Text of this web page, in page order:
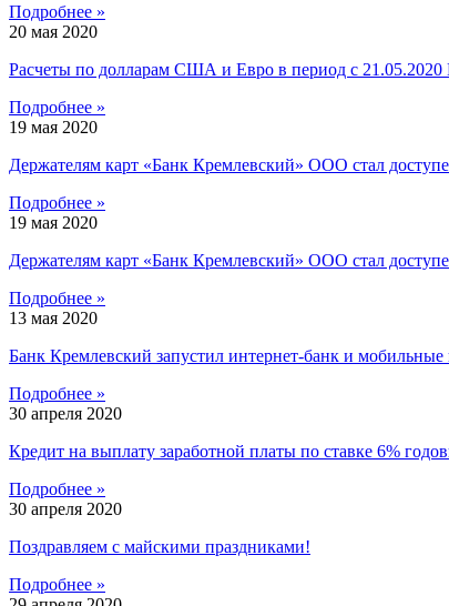
Подробнее »
20 мая 2020
Расчеты по долларам США и Евро в период с
Подробнее »
19 мая 2020
Держателям карт «Банк Кремлевский» ООО стал
Подробнее »
19 мая 2020
Держателям карт «Банк Кремлевский» ООО стал
Подробнее »
13 мая 2020
Банк Кремлевский запустил интернет-банк и
Подробнее »
30 апреля 2020
Кредит на выплату заработной платы по ставке 6%
Подробнее »
30 апреля 2020
Поздравляем с майскими праздниками!
Подробнее »